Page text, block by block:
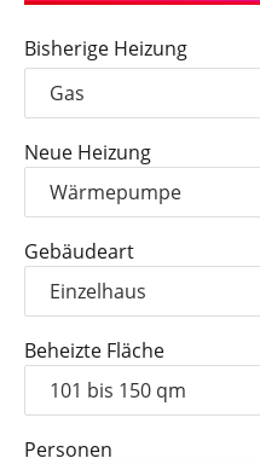
Bisherige Heizung
Neue Heizung
Gebäudeart
Beheizte Fläche
Personen